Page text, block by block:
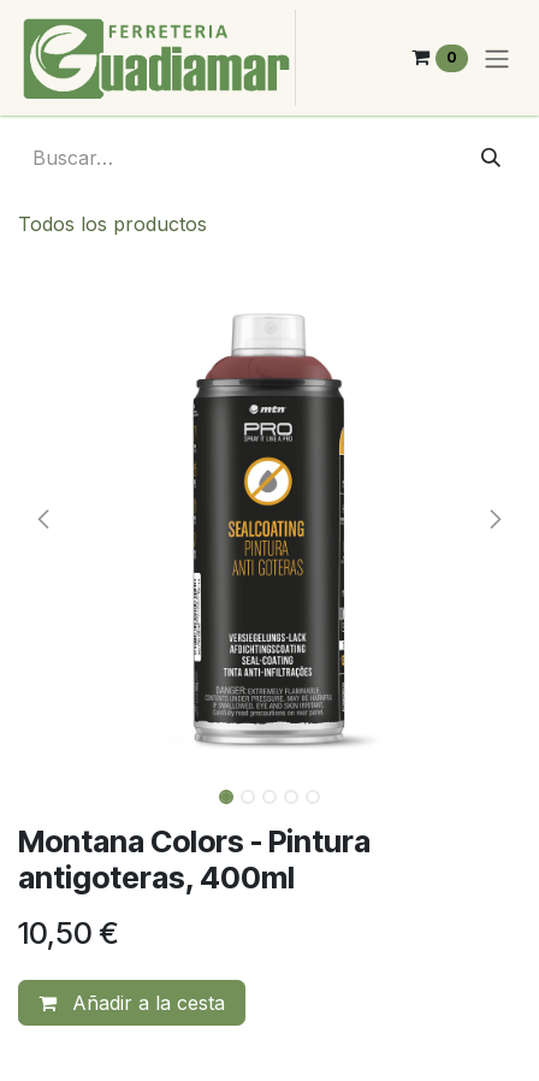
Ir al contenido
0
Todos los productos
Montana Colors - Pintura
antigoteras, 400ml
10,50 €
Añadir a la cesta